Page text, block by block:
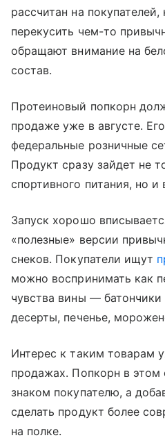
рассчитан на
перекусить чем-то
обращают внимание на
состав.
Протеиновый попкорн
продаже уже в августе.
федеральные розничные
Продукт сразу зайдет не
спортивного питания, но
Запуск хорошо
«полезные» версии
снеков. Покупатели ищут
можно воспринимать как
чувства вины —
десерты, печенье,
Интерес к таким товарам
продажах. Попкорн в
знаком покупателю, а
сделать продукт более
на полке.